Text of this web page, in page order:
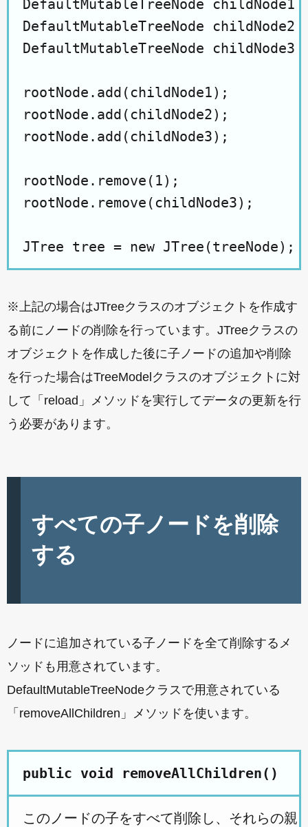
DefaultMutableTreeNode
DefaultMutableTreeNode
DefaultMutableTreeNode
rootNode.add(childNode1);
rootNode.add(childNode2);
rootNode.add(childNode3);
rootNode.remove(1);
rootNode.remove(childNode3);
※上記の場合はJTreeクラスのオブジェクトを作成す
る前にノードの削除を行っています。JTreeクラスの
オブジェクトを作成した後に子ノードの追加や削除
を行った場合はTreeModelクラスのオブジェクトに対
して「reload」メソッドを実行してデータの更新を行
う必要があります。
すべての子ノードを削除
する
ノードに追加されている子ノードを全て削除するメ
ソッドも用意されています。
DefaultMutableTreeNodeクラスで用意されている
「removeAllChildren」メソッドを使います。
public void removeAllChildren()
このノードの子をすべて削除し、それらの